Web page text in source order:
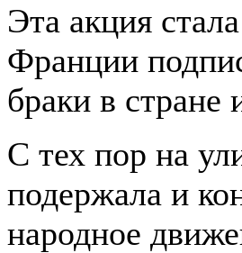
Эта акция
Франции
браки в
С тех пор на
подержала и
народное